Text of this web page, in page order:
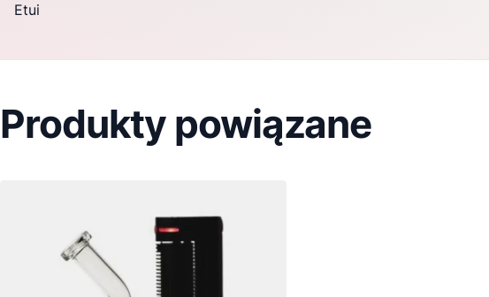
Etui
Produkty powiązane